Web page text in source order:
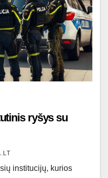
ryšys su
institucijų, kurios